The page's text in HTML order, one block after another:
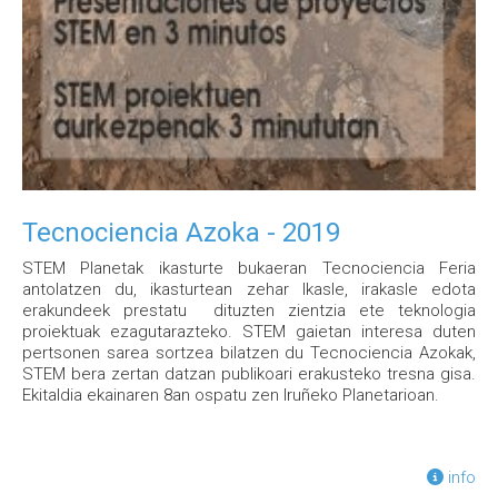
Tecnociencia Azoka - 2019
STEM Planetak ikasturte bukaeran Tecnociencia Feria
antolatzen du, ikasturtean zehar Ikasle, irakasle edota
erakundeek prestatu dituzten zientzia ete teknologia
proiektuak ezagutarazteko. STEM gaietan interesa duten
pertsonen sarea sortzea bilatzen du Tecnociencia Azokak,
STEM bera zertan datzan publikoari erakusteko tresna gisa.
Ekitaldia ekainaren 8an ospatu zen Iruñeko Planetarioan.
info